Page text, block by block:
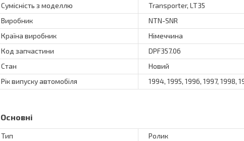
Сумісність з моделлю
Transporter, LT35
Виробник
NTN-SNR
Країна виробник
Німеччина
Код запчастини
DPF357.06
Стан
Новий
Рік випуску автомобіля
1994, 1995, 1996, 1997, 1998,
Основні
Тип
Ролик